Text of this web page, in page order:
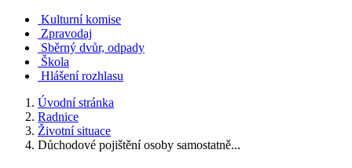
Kulturní komise
Zpravodaj
Sběrný dvůr, odpady
Škola
Hlášení rozhlasu
Úvodní stránka
Radnice
Životní situace
Důchodové pojištění osoby samostatně...